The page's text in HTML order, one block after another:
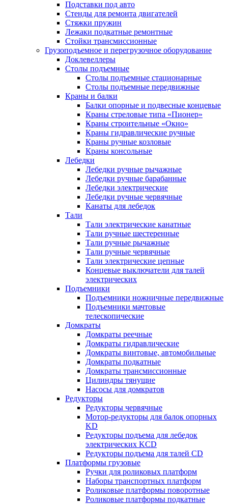
Подставки под авто
Стенды для ремонта двигателей
Стяжки пружин
Лежаки подкатные ремонтные
Стойки трансмиссионные
Грузоподъемное и перегрузочное оборудование
Доклевеллеры
Столы подъемные
Столы подъемные стационарные
Столы подъемные передвижные
Краны и балки
Балки опорные и подвесные концевые
Краны стреловые типа «Пионер»
Краны строительные «Окно»
Краны гидравлические ручные
Краны ручные козловые
Краны консольные
Лебедки
Лебедки ручные рычажные
Лебедки ручные барабанные
Лебедки электрические
Лебедки ручные червячные
Канаты для лебедок
Тали
Тали электрические канатные
Тали ручные шестеренные
Тали ручные рычажные
Тали ручные червячные
Тали электрические цепные
Концевые выключатели для талей
электрических
Подъемники
Подъемники ножничные передвижные
Подъемники мачтовые
телескопические
Домкраты
Домкраты реечные
Домкраты гидравлические
Домкраты винтовые, автомобильные
Домкраты подкатные
Домкраты трансмиссионные
Цилиндры тянущие
Насосы для домкратов
Редукторы
Редукторы червячные
Мотор-редукторы для балок опорных
KD
Редукторы подъема для лебедок
электрических KCD
Редукторы подъема для талей CD
Платформы грузовые
Ручки для роликовых платформ
Наборы транспортных платформ
Роликовые платформы поворотные
Роликовые платформы подкатные